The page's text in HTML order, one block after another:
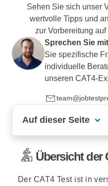
Sehen Sie sich unser
wertvolle Tipps und
zur Vorbereitung
Sprechen Sie
Sie spezifische
individuelle
unseren CAT4-
Auf dieser Seite
Übersicht der CAT4
Die 4 Testbereiche des
Beispielaufgaben des
Übersicht der
Der CAT4 Test ist in